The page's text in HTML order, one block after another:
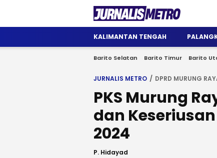
Jurnalis Metro
Satu Wadah Informasi
KALIMANTAN TENGAH
Barito Selatan Barito Timur Barito
JURNALIS METRO DPRD MURUNG
PKS Murung
dan
2024
P. Hidayad